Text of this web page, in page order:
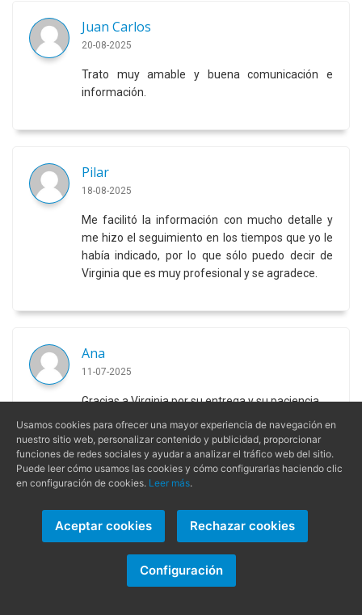
Juan Carlos
20-08-2025
Trato muy amable y buena comunicación e
información.
Pilar
18-08-2025
Me facilitó la información con mucho detalle y
me hizo el seguimiento en los tiempos que yo le
había indicado, por lo que sólo puedo decir de
Virginia que es muy profesional y se agradece.
Ana
11-07-2025
Gracias a Virginia por su entrega y su paciencia.
Pedro
Hola buenas tardes quisiera decir que la atención
recibida por la Sra Virginia ha extraordinaria,
explicándomelo todo muy bien y resolviendo
todas mis dudas solo tengo palabras de elogio
Usamos cookies para ofrecer una mayor experiencia de navegación en
nuestro sitio web, personalizar contenido y publicidad, proporcionar
funciones de redes sociales y ayudar a analizar el tráfico web del sitio.
Puede leer cómo usamos las cookies y cómo configurarlas haciendo clic
en configuración de cookies. Leer más.
Aceptar cookies Rechazar cookies
Configuración